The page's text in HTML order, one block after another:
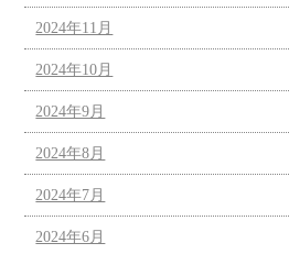
2024年11月
2024年10月
2024年9月
2024年8月
2024年7月
2024年6月